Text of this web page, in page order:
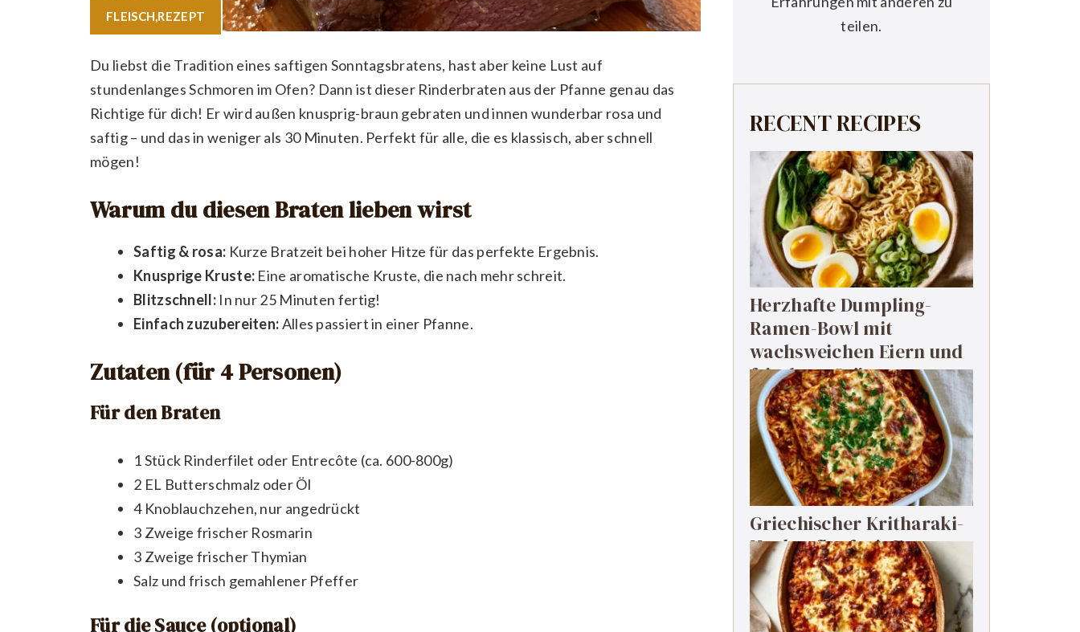
FLEISCH,REZEPT
Du liebst die Tradition eines saftigen Sonntagsbratens, hast aber keine Lust auf
stundenlanges Schmoren im Ofen? Dann ist dieser Rinderbraten aus der Pfanne genau das
Richtige für dich! Er wird außen knusprig-braun gebraten und innen wunderbar rosa und
saftig – und das in weniger als 30 Minuten. Perfekt für alle, die es klassisch, aber schnell
mögen!
Warum du diesen Braten lieben wirst
Saftig & rosa: Kurze Bratzeit bei hoher Hitze für das perfekte Ergebnis.
Knusprige Kruste: Eine aromatische Kruste, die nach mehr schreit.
Blitzschnell:In nur 25 Minuten fertig!
Einfach zuzubereiten:Alles passiert in einer Pfanne.
Zutaten (für 4 Personen)
Für den Braten
1 Stück Rinderfilet oder Entrecôte (ca. 600-800g)
2 EL Butterschmalz oder Öl
4 Knoblauchzehen, nur angedrückt
3 Zweige frischer Rosmarin
3 Zweige frischer Thymian
Salz und frisch gemahlener Pfeffer
Für die Sauce (optional)
teilen.
RECENT RECIPES
Herzhafte Dumpling-
Ramen-Bowl mit
wachsweichen Eiern und
frischem Grün
Griechischer Kritharaki-
Hackauflauf mit Feta